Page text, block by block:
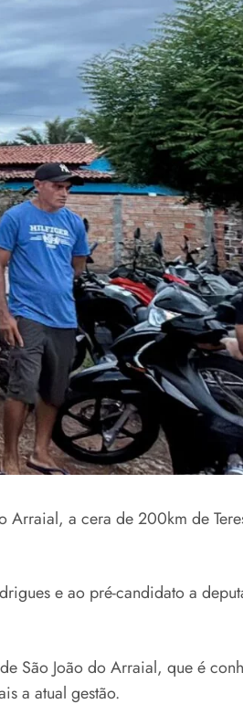
Arraial, a cera de 200km de
e ao pré-candidato a
São João do Arraial, que é
a atual gestão.